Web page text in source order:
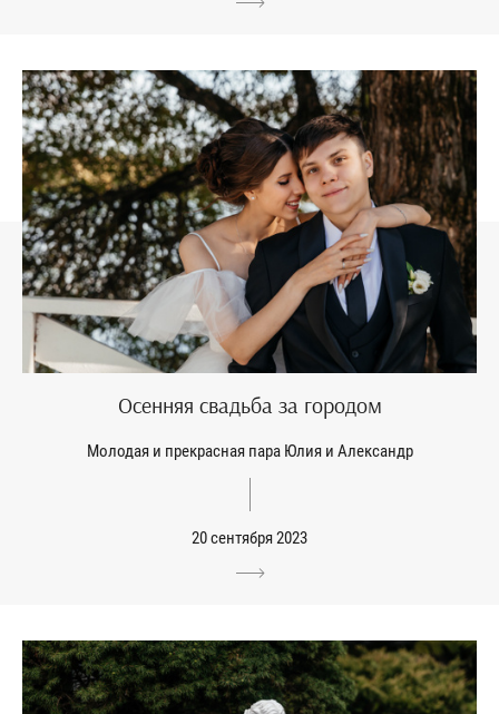
Осенняя свадьба за городом
Молодая и прекрасная пара Юлия и Александр
20 сентября 2023